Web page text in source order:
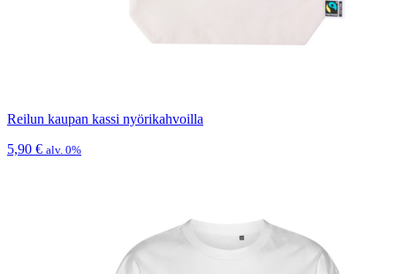
Reilun kaupan kassi nyörikahvoilla
5,90 € alv. 0%